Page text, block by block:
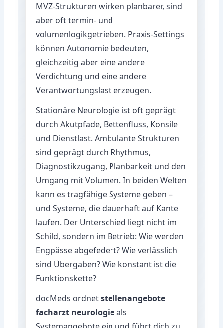
MVZ-Strukturen wirken planbarer, sind
aber oft termin- und
volumenlogikgetrieben. Praxis-Settings
können Autonomie bedeuten,
gleichzeitig aber eine andere
Verdichtung und eine andere
Verantwortungslast erzeugen.
Stationäre Neurologie ist oft geprägt
durch Akutpfade, Bettenfluss, Konsile
und Dienstlast. Ambulante Strukturen
sind geprägt durch Rhythmus,
Diagnostikzugang, Planbarkeit und den
Umgang mit Volumen. In beiden Welten
kann es tragfähige Systeme geben –
und Systeme, die dauerhaft auf Kante
laufen. Der Unterschied liegt nicht im
Schild, sondern im Betrieb: Wie werden
Engpässe abgefedert? Wie verlässlich
sind Übergaben? Wie konstant ist die
Funktionskette?
docMeds ordnetstellenangebote
facharzt neurologieals
Systemangebote ein und führt dich zu